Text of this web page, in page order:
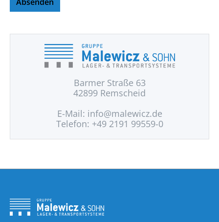
Barmer Straße 63
42899 Remscheid
E-Mail: info@malewicz.de
Telefon: +49 2191 99559-0